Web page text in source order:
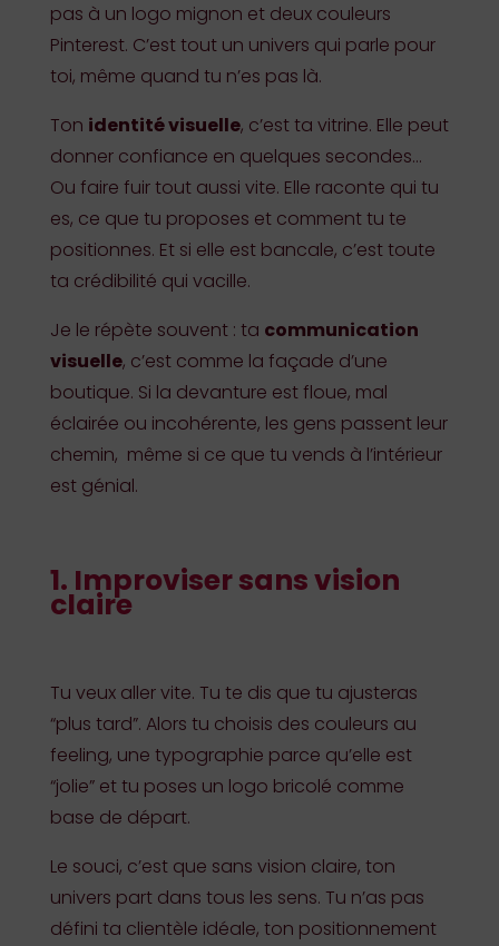
pas à un logo mignon et deux couleurs
Pinterest. C’est tout un univers qui parle pour
toi, même quand tu n’es pas là.
Ton identité visuelle, c’est ta vitrine. Elle peut
donner confiance en quelques secondes…
Ou faire fuir tout aussi vite. Elle raconte qui tu
es, ce que tu proposes et comment tu te
positionnes. Et si elle est bancale, c’est toute
ta crédibilité qui vacille.
Je le répète souvent : ta communication
visuelle, c’est comme la façade d’une
boutique. Si la devanture est floue, mal
éclairée ou incohérente, les gens passent leur
chemin, même si ce que tu vends à l’intérieur
est génial.
1. Improviser sans vision
claire
Tu veux aller vite. Tu te dis que tu ajusteras
“plus tard”. Alors tu choisis des couleurs au
feeling, une typographie parce qu’elle est
“jolie” et tu poses un logo bricolé comme
base de départ.
Le souci, c’est que sans vision claire, ton
univers part dans tous les sens. Tu n’as pas
défini ta clientèle idéale, ton positionnement